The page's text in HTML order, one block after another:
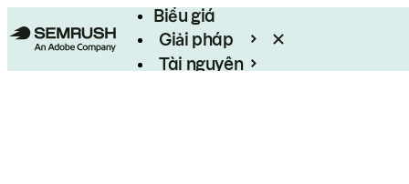
Biểu giá
Giải pháp
Tài nguyên